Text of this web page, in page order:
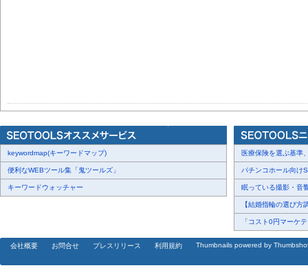
keywordmap(キーワードマップ)
便利なWEBツール集「鬼ツールズ」
キーワードウォッチャー
医療保険を選ぶ基準
パチンコホール向け
眠っている撮影・音
【結婚指輪の選び方
「コスト0円マーケ
会社概要 お問合せ プレスリリース 利用規約 Thumbnails powered by